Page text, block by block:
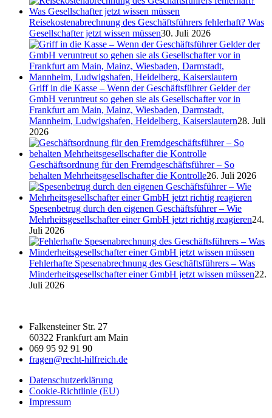
Reisekostenabrechnung des Geschäftsführers fehlerhaft? Was
Gesellschafter jetzt wissen müssen30. Juli 2026
Griff in die Kasse – Wenn der Geschäftsführer Gelder der
GmbH veruntreut so gehen sie als Gesellschafter vor in
Frankfurt am Main, Mainz, Wiesbaden, Darmstadt,
Mannheim, Ludwigshafen, Heidelberg, Kaiserslautern28. Juli
2026
Geschäftsordnung für den Fremdgeschäftsführer – So
behalten Mehrheitsgesellschafter die Kontrolle26. Juli 2026
Spesenbetrug durch den eigenen Geschäftsführer – Wie
Mehrheitsgesellschafter einer GmbH jetzt richtig reagieren24.
Juli 2026
Fehlerhafte Spesenabrechnung des Geschäftsführers – Was
Minderheitsgesellschafter einer GmbH jetzt wissen müssen22.
Juli 2026
Falkensteiner Str. 27
60322 Frankfurt am Main
069 95 92 91 90
fragen@recht-hilfreich.de
Datenschutzerklärung
Cookie-Richtlinie (EU)
Impressum